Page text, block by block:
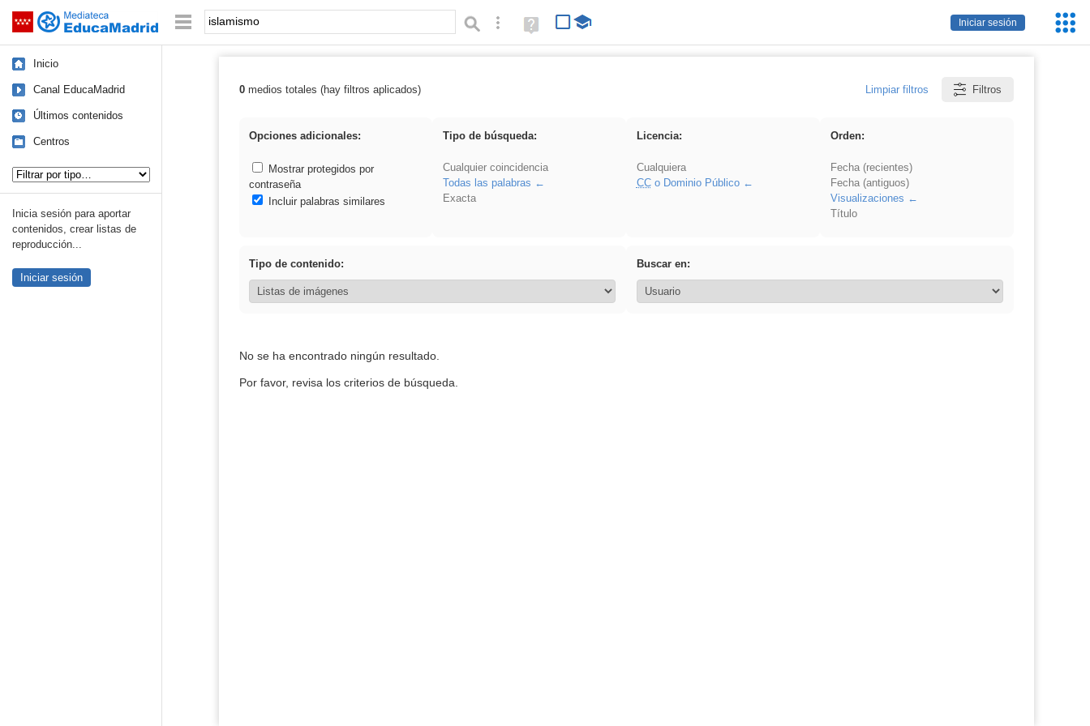
Saltar navegación
Iniciar sesión
Palabra o frase: Búsqueda avanzada
Ayuda
(en
Inicio
Canal EducaMadrid
Últimos contenidos
Centros
Inicia sesión para aportar
contenidos, crear listas de
reproducción...
Iniciar sesión
Resultados de: islamismo
0medios totales (hay filtros aplicados) Limpiar filtros Filtros
Opciones adicionales:
Mostrar protegidos por
contraseña
Incluir palabras similares
Tipo de búsqueda:
Cualquier coincidencia
Todas las palabras
Exacta
Licencia:
Cualquiera
CCo Dominio Público
Orden:
Fecha (recientes)
Fecha (antiguos)
Visualizaciones
Título
Tipo de contenido: Buscar en:
No se ha encontrado ningún resultado.
Por favor, revisa los criterios de búsqueda.